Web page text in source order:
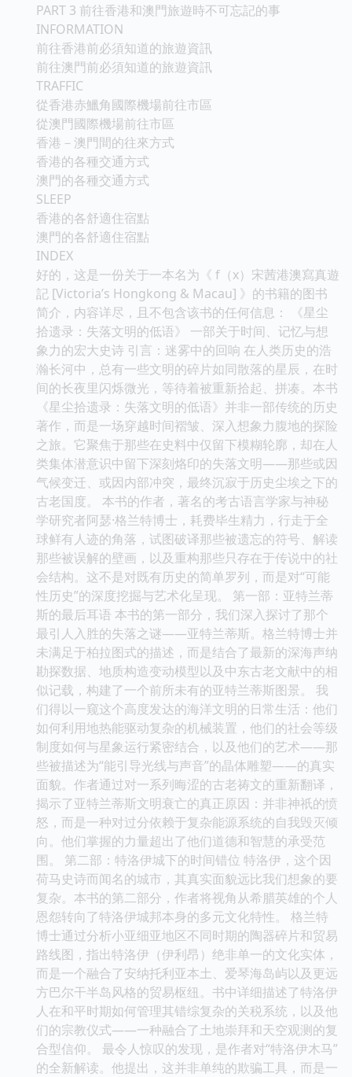
PART 3 前往香港和澳門旅遊時不可忘記的事
INFORMATION
前往香港前必須知道的旅遊資訊
前往澳門前必須知道的旅遊資訊
TRAFFIC
從香港赤鱲角國際機場前往市區
從澳門國際機場前往市區
香港－澳門間的往來方式
香港的各種交通方式
澳門的各種交通方式
SLEEP
香港的各舒適住宿點
澳門的各舒適住宿點
INDEX
好的，这是一份关于一本名为《 f（x）宋茜港澳寫真遊
記 [Victoria’s Hongkong & Macau] 》的书籍的图书
简介，内容详尽，且不包含该书的任何信息： 《星尘
拾遗录：失落文明的低语》 一部关于时间、记忆与想
象力的宏大史诗 引言：迷雾中的回响 在人类历史的浩
瀚长河中，总有一些文明的碎片如同散落的星辰，在时
间的长夜里闪烁微光，等待着被重新拾起、拼凑。本书
《星尘拾遗录：失落文明的低语》并非一部传统的历史
著作，而是一场穿越时间褶皱、深入想象力腹地的探险
之旅。它聚焦于那些在史料中仅留下模糊轮廓，却在人
类集体潜意识中留下深刻烙印的失落文明——那些或因
气候变迁、或因内部冲突，最终沉寂于历史尘埃之下的
古老国度。 本书的作者，著名的考古语言学家与神秘
学研究者阿瑟·格兰特博士，耗费毕生精力，行走于全
球鲜有人迹的角落，试图破译那些被遗忘的符号、解读
那些被误解的壁画，以及重构那些只存在于传说中的社
会结构。这不是对既有历史的简单罗列，而是对“可能
性历史”的深度挖掘与艺术化呈现。 第一部：亚特兰蒂
斯的最后耳语 本书的第一部分，我们深入探讨了那个
最引人入胜的失落之谜——亚特兰蒂斯。格兰特博士并
未满足于柏拉图式的描述，而是结合了最新的深海声纳
勘探数据、地质构造变动模型以及中东古老文献中的相
似记载，构建了一个前所未有的亚特兰蒂斯图景。 我
们得以一窥这个高度发达的海洋文明的日常生活：他们
如何利用地热能驱动复杂的机械装置，他们的社会等级
制度如何与星象运行紧密结合，以及他们的艺术——那
些被描述为“能引导光线与声音”的晶体雕塑——的真实
面貌。作者通过对一系列晦涩的古老祷文的重新翻译，
揭示了亚特兰蒂斯文明衰亡的真正原因：并非神祇的愤
怒，而是一种对过分依赖于复杂能源系统的自我毁灭倾
向。他们掌握的力量超出了他们道德和智慧的承受范
围。 第二部：特洛伊城下的时间错位 特洛伊，这个因
荷马史诗而闻名的城市，其真实面貌远比我们想象的要
复杂。本书的第二部分，作者将视角从希腊英雄的个人
恩怨转向了特洛伊城邦本身的多元文化特性。 格兰特
博士通过分析小亚细亚地区不同时期的陶器碎片和贸易
路线图，指出特洛伊（伊利昂）绝非单一的文化实体，
而是一个融合了安纳托利亚本土、爱琴海岛屿以及更远
方巴尔干半岛风格的贸易枢纽。书中详细描述了特洛伊
人在和平时期如何管理其错综复杂的关税系统，以及他
们的宗教仪式——一种融合了土地崇拜和天空观测的复
合型信仰。 最令人惊叹的发现，是作者对“特洛伊木马”
的全新解读。他提出，这并非单纯的欺骗工具，而是一